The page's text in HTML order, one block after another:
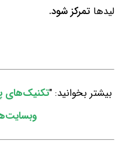
لیدها تمرکز شود.
بیشتر بخوانید: "تکنیک‌های